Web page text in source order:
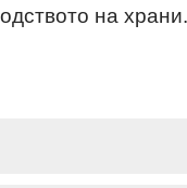
на храни.